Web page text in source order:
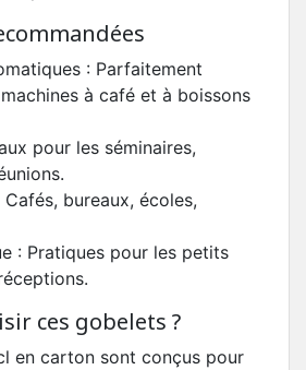
: Parfaitement
à café et à boissons
pour les séminaires,
bureaux, écoles,
: Pratiques pour les petits
ces gobelets ?
en carton sont conçus pour